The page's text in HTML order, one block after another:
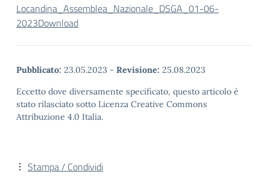
Locandina_Assemblea_Nazionale_DSGA_01-06-
2023Download
Pubblicato: 23.05.2023 - Revisione: 25.08.2023
Eccetto dove diversamente specificato, questo articolo è
stato rilasciato sotto Licenza Creative Commons
Attribuzione 4.0 Italia.
Stampa / Condividi